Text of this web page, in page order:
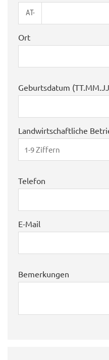
AT-
Ort
Geburtsdatum
Landwirtschaftliche
Telefon
E-Mail
Bemerkungen